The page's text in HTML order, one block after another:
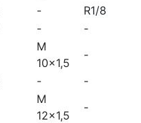
-
R1/8
-
-
M
10x1,5
-
-
-
M
12x1,5
-